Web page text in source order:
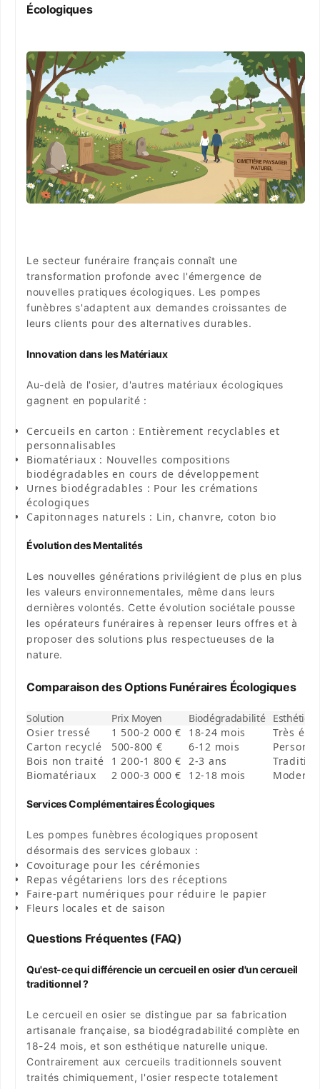
Écologiques
Le secteur funéraire français connaît une
transformation profonde avec l'émergence de
nouvelles pratiques écologiques. Les pompes
funèbres s'adaptent aux demandes croissantes de
leurs clients pour des alternatives durables.
Innovation dans les Matériaux
Au-delà de l'osier, d'autres matériaux écologiques
gagnent en popularité :
Cercueils en carton : Entièrement recyclables et
personnalisables
Biomatériaux : Nouvelles compositions
biodégradables en cours de développement
Urnes biodégradables : Pour les crémations
écologiques
Capitonnages naturels : Lin, chanvre, coton bio
Évolution des Mentalités
Les nouvelles générations privilégient de plus en plus
les valeurs environnementales, même dans leurs
dernières volontés. Cette évolution sociétale pousse
les opérateurs funéraires à repenser leurs offres et à
proposer des solutions plus respectueuses de la
nature.
Comparaison des Options Funéraires Écologiques
Solution Prix Moyen Biodégradabilité
Osier tressé
1 500-2 000 € 18-24 mois
Très
Carton recyclé
500-800 € 6-12 mois
Bois non traité
1 200-1 800 € 2-3 ans
Biomatériaux
2 000-3 000 € 12-18 mois Moderne
Services Complémentaires Écologiques
Les pompes funèbres écologiques proposent
désormais des services globaux :
Covoiturage pour les cérémonies
Repas végétariens lors des réceptions
Faire-part numériques pour réduire le papier
Fleurs locales et de saison
Questions Fréquentes (FAQ)
Qu'est-ce qui différencie un cercueil en osier d'un cercueil
traditionnel ?
Le cercueil en osier se distingue par sa fabrication
artisanale française, sa biodégradabilité complète en
18-24 mois, et son esthétique naturelle unique.
Contrairement aux cercueils traditionnels souvent
traités chimiquement, l'osier respecte totalement